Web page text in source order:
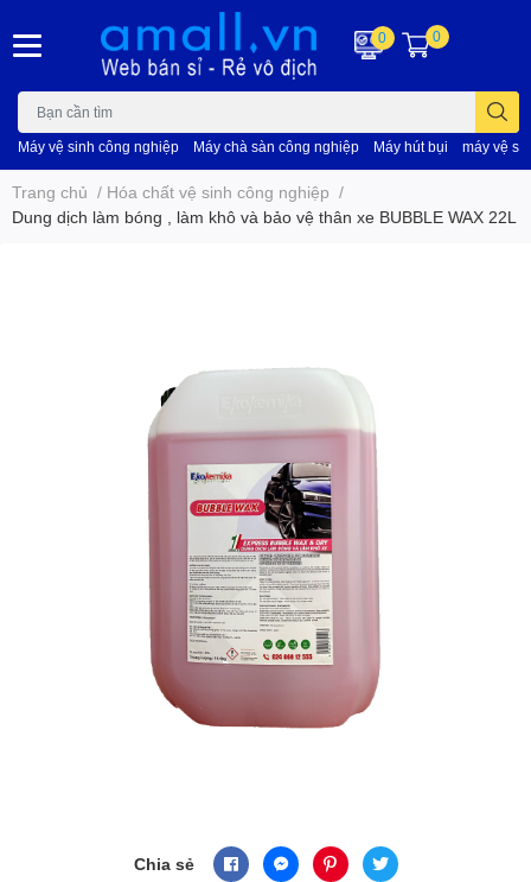
Máy vệ sinh công nghiệp Máy chà sàn công nghiệp Máy hút bụi máy vệ
0 0
Trang chủ / Hóa chất vệ sinh công nghiệp /
Dung dịch làm bóng , làm khô và bảo vệ thân xe BUBBLE WAX 22L
Chia sẻ